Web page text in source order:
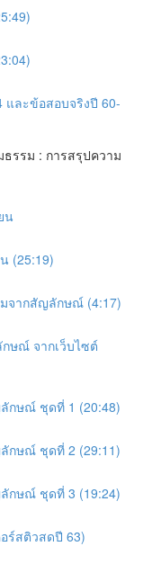
และข้อสอบจริงปี 60-
ธรรม : การสรุปความ
น
(25:19)
จากสัญลักษณ์ (4:17)
ษณ์ จากเว็บไซต์
กษณ์ ชุดที่ 1 (20:48)
กษณ์ ชุดที่ 2 (29:11)
กษณ์ ชุดที่ 3 (19:24)
ร์สติวสดปี 63)